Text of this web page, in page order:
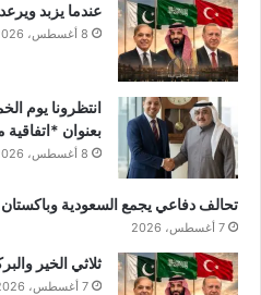
عندما يزبد
8 أغسطس، 2026
انتظرونا يوم
بعنوان
8 أغسطس، 2026
تحالف دفاعي يجمع السعودية وباكستان
7 أغسطس، 2026
ثلاثي الخير
7 أغسطس، 2026